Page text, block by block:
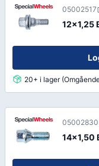
05002517
12x1,25
20+ i lager
05002830
14x1,50